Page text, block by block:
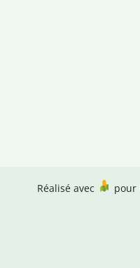
Réalisé avec pour